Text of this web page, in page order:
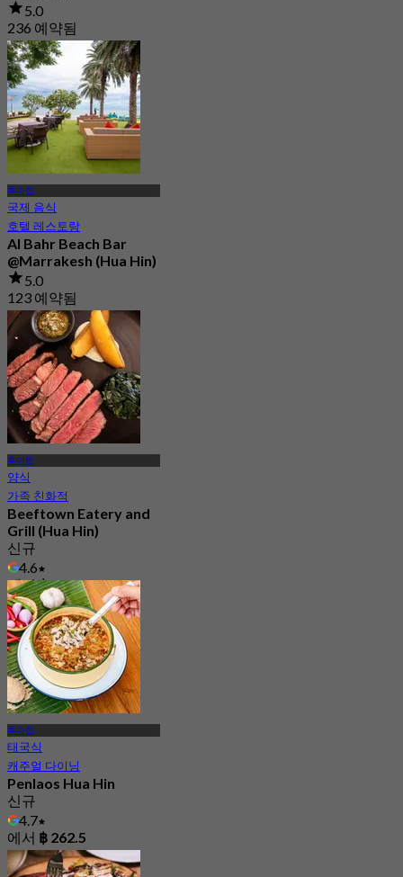
5.0
236 예약됨
에서฿ 512.5
후아힌
국제 음식
호텔 레스토랑
Al Bahr Beach Bar
@Marrakesh (Hua Hin)
5.0
123 예약됨
에서฿ 472.5
후아힌
양식
가족 친화적
Beeftown Eatery and
Grill (Hua Hin)
신규
4.6
에서฿ 745
후아힌
태국식
캐주얼 다이닝
Penlaos Hua Hin
신규
4.7
에서 ฿ 262.5